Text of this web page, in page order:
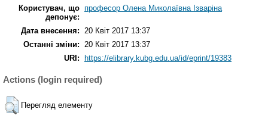
Користувач, що
депонує:
професор Олена Миколаївна Ізваріна
Дата внесення: 20 Квіт 2017 13:37
Останні зміни: 20 Квіт 2017 13:37
URI:
https://elibrary.kubg.edu.ua/id/eprint/19383
Actions (login required)
Перегляд елементу